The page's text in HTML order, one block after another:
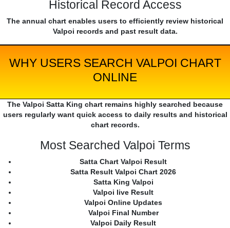
Historical Record Access
The annual chart enables users to efficiently review historical
Valpoi records and past result data.
WHY USERS SEARCH VALPOI CHART
ONLINE
The Valpoi Satta King chart remains highly searched because
users regularly want quick access to daily results and historical
chart records.
Most Searched Valpoi Terms
Satta Chart Valpoi Result
Satta Result Valpoi Chart 2026
Satta King Valpoi
Valpoi live Result
Valpoi Online Updates
Valpoi Final Number
Valpoi Daily Result